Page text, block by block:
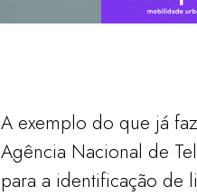
A exemplo do que já
Agência Nacional de
para a identificação de